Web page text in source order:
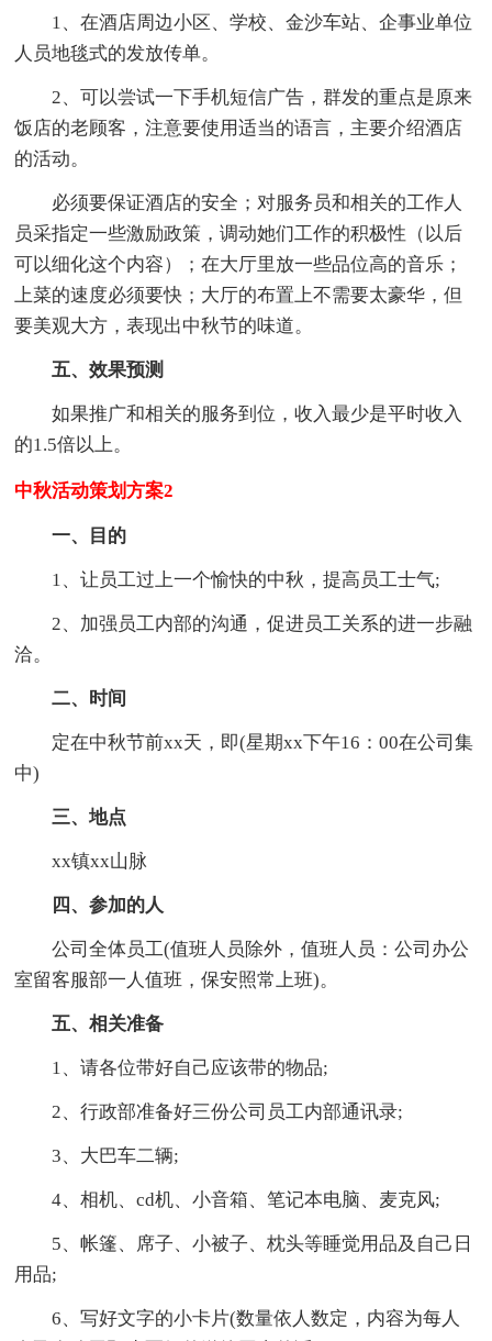
1、在酒店周边小区、学校、金沙车站、企事业单位
人员地毯式的发放传单。
2、可以尝试一下手机短信广告，群发的重点是原来
饭店的老顾客，注意要使用适当的语言，主要介绍酒店
的活动。
必须要保证酒店的安全；对服务员和相关的工作人
员采指定一些激励政策，调动她们工作的积极性（以后
可以细化这个内容）；在大厅里放一些品位高的音乐；
上菜的速度必须要快；大厅的布置上不需要太豪华，但
要美观大方，表现出中秋节的味道。
五、效果预测
如果推广和相关的服务到位，收入最少是平时收入
的1.5倍以上。
中秋活动策划方案2
一、目的
1、让员工过上一个愉快的中秋，提高员工士气;
2、加强员工内部的沟通，促进员工关系的进一步融
洽。
二、时间
定在中秋节前xx天，即(星期xx下午16：00在公司集
中)
三、地点
xx镇xx山脉
四、参加的人
公司全体员工(值班人员除外，值班人员：公司办公
室留客服部一人值班，保安照常上班)。
五、相关准备
1、请各位带好自己应该带的物品;
2、行政部准备好三份公司员工内部通讯录;
3、大巴车二辆;
4、相机、cd机、小音箱、笔记本电脑、麦克风;
5、帐篷、席子、小被子、枕头等睡觉用品及自己日
用品;
6、写好文字的小卡片(数量依人数定，内容为每人